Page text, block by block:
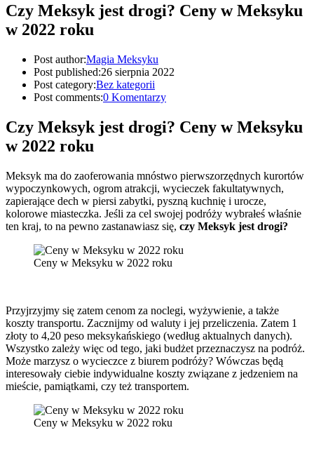
Czy Meksyk jest drogi? Ceny w Meksyku
w 2022 roku
Post author:Magia Meksyku
Post published:26 sierpnia 2022
Post category:Bez kategorii
Post comments:0 Komentarzy
Czy Meksyk jest drogi? Ceny w Meksyku
w 2022 roku
Meksyk ma do zaoferowania mnóstwo pierwszorzędnych kurortów
wypoczynkowych, ogrom atrakcji, wycieczek fakultatywnych,
zapierające dech w piersi zabytki, pyszną kuchnię i urocze,
kolorowe miasteczka. Jeśli za cel swojej podróży wybrałeś właśnie
ten kraj, to na pewno zastanawiasz się, czy Meksyk jest drogi?
Ceny w Meksyku w 2022 roku
Przyjrzyjmy się zatem cenom za noclegi, wyżywienie, a także
koszty transportu. Zacznijmy od waluty i jej przeliczenia. Zatem 1
złoty to 4,20 peso meksykańskiego (według aktualnych danych).
Wszystko zależy więc od tego, jaki budżet przeznaczysz na podróż.
Może marzysz o wycieczce z biurem podróży? Wówczas będą
interesowały ciebie indywidualne koszty związane z jedzeniem na
mieście, pamiątkami, czy też transportem.
Ceny w Meksyku w 2022 roku